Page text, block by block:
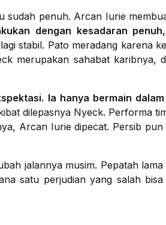
sudah penuh. Arcan Iurie
dengan kesadaran
stabil. Pato meradang karena
merupakan sahabat karibnya,
Ia hanya bermain
dilepasnya Nyeck. Performa
Arcan Iurie dipecat. Persib
jalannya musim. Pepatah
satu perjudian yang salah